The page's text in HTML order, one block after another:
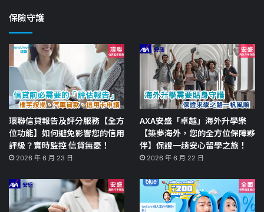
保險守護
環聯信貸報告及評分服務【全方
位功能】如何避免影響您的信用
評級？實時監控 信貸無憂！
2026 年 6 月 23 日
AXA安盛「卓越」海外升學樂
【築夢海外，您的全方位保障夥
伴】保證一趟安心留學之旅！
2026 年 6 月 22 日